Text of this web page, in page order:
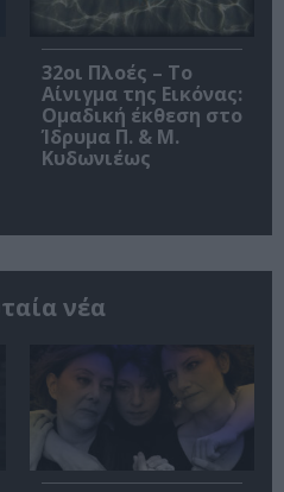
32οι Πλοές – Το
Αίνιγμα της Εικόνας:
Ομαδική έκθεση στο
Ίδρυμα Π. & Μ.
Κυδωνιέως
νέα